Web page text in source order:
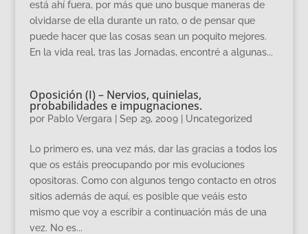
está ahí fuera, por más que uno busque maneras de
olvidarse de ella durante un rato, o de pensar que
puede hacer que las cosas sean un poquito mejores.
En la vida real, tras las Jornadas, encontré a algunas...
Oposición (I) – Nervios, quinielas,
probabilidades e impugnaciones.
por Pablo Vergara Sep 29, 2009| Uncategorized
Lo primero es, una vez más, dar las gracias a todos los
que os estáis preocupando por mis evoluciones
opositoras. Como con algunos tengo contacto en otros
sitios además de aquí, es posible que veáis esto
mismo que voy a escribir a continuación más de una
vez. No es...